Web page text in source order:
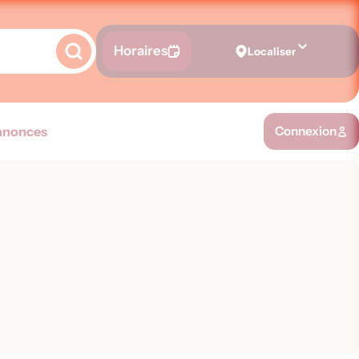
Horaires Localiser
Connexion